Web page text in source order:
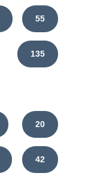
55
135
20
42